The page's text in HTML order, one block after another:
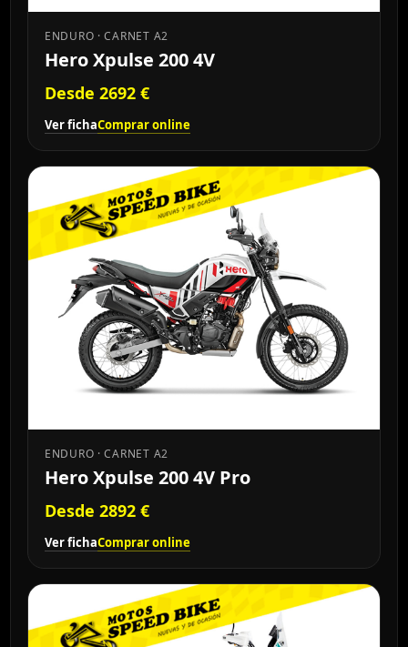
ENDURO · CARNET A2
Hero Xpulse 200 4V
Desde 2692 €
Ver fichaComprar online
ENDURO · CARNET A2
Hero Xpulse 200 4V Pro
Desde 2892 €
Ver fichaComprar online